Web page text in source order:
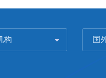
构 国